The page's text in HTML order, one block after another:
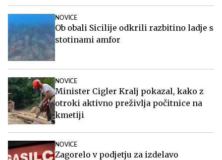
NOVICE
Ob obali Sicilije odkrili razbitino ladje s
stotinami amfor
NOVICE
Minister Cigler Kralj pokazal, kako z
otroki aktivno preživlja počitnice na
kmetiji
NOVICE
Zagorelo v podjetju za izdelavo